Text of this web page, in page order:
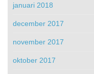
januari 2018
december 2017
november 2017
oktober 2017